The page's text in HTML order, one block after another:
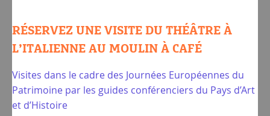
RÉSERVEZ UNE VISITE DU THÉÂTRE À
L’ITALIENNE AU MOULIN À CAFÉ
Visites dans le cadre des Journées Européennes du
Patrimoine par les guides conférenciers du Pays d’Art
et d’Histoire